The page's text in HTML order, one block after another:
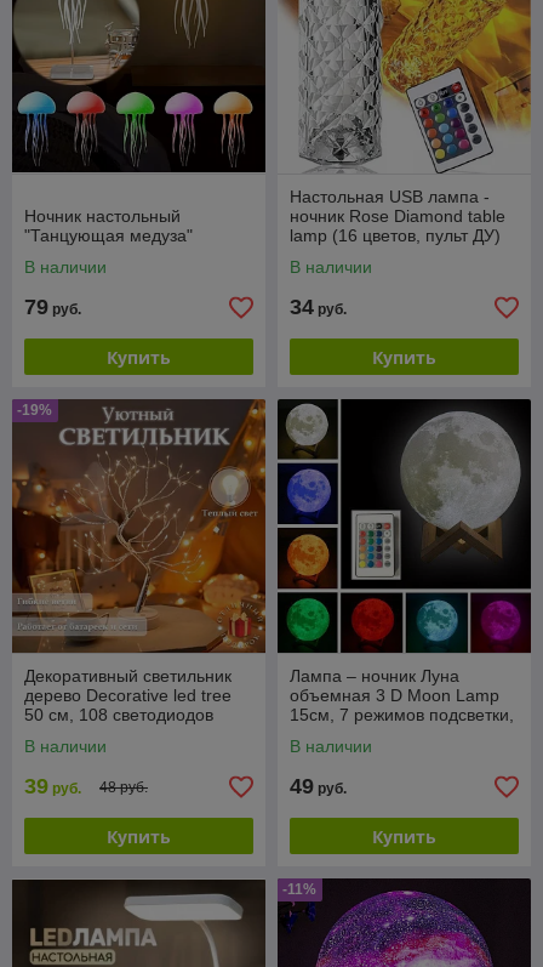
Ночник настольный
"Танцующая медуза"
В наличии
79 руб.
Купить
Настольная USB лампа -
ночник Rose Diamond table
lamp (16 цветов, пульт ДУ)
В наличии
34 руб.
Купить
-19%
Декоративный светильник
дерево Decorative led tree
50 см, 108 светодиодов
батарейки)
В наличии
39 руб. 48 руб.
Купить
Лампа – ночник Луна
объемная 3 D Moon Lamp
15см, 7 режимов подсветки,
В наличии
49 руб.
Купить
-11%